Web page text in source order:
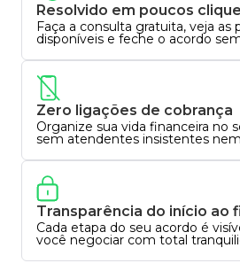
Resolvido em poucos
Faça a consulta gratuita, veja as
disponíveis e feche o acordo
Zero ligações de cobrança
Organize sua vida financeira no
sem atendentes insistentes
Transparência do início ao
Cada etapa do seu acordo é
você negociar com total